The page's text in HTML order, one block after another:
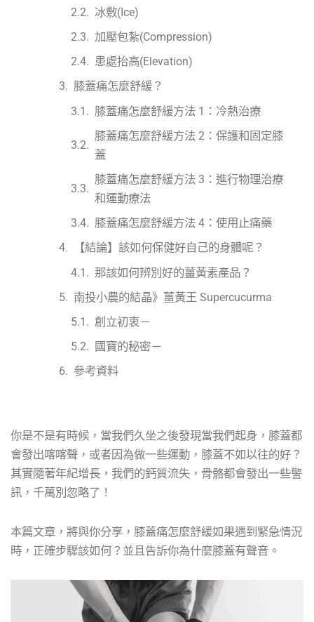
冰敷(Ice)
加壓包紮(Compression)
患處抬高(Elevation)
膝蓋痛怎麼舒緩？
膝蓋痛怎麼舒緩方法 1：冷熱治療
膝蓋痛怎麼舒緩方法 2：保護和固定膝
蓋
膝蓋痛怎麼舒緩方法 3：進行物理治療
和運動療法
膝蓋痛怎麼舒緩方法 4：使用止痛藥
【結論】該如何保健好自己的身體呢？
那該如何辨別好的薑黃素產品？
南投小農的結晶》薑黃王 Supercucurma
創立初衷－
國寶的秘密－
參考資料
你是不是有時候，當我們久坐之後發現當我們起身，膝蓋都
會發出喀喀聲，或者因為做一些運動，膝蓋不如以往的好？
其實隨著年紀增長，我們的鈣質流失，骨骼都會發出一些警
訊，千萬別忽略了！
本篇文章，將與你分享，膝蓋痛怎麼舒緩如果遇到緊急情況
時，正確步驟該如何？並且告訴你為什麼膝蓋有聲音。